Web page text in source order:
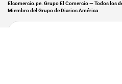
Elcomercio.pe. Grupo El Comercio — Todos los
Miembro del Grupo de Diarios América